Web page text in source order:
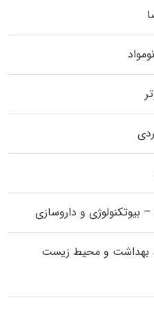
و داروسازی
بهداشت و محیط زیست